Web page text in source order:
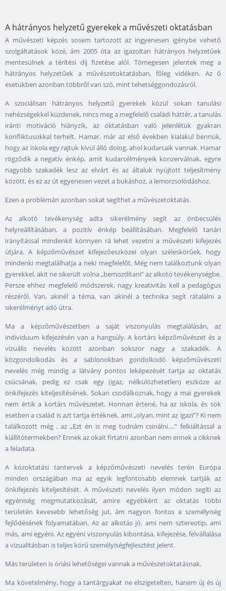
A hátrányos helyzetű gyerekek a művészeti oktatásban
A művészeti képzés sosem tartozott az ingyenesen igénybe vehető
szolgáltatások közé, ám 2005 óta az igazoltan hátrányos helyzetűek
mentesülnek a térítési díj fizetése alól. Tömegesen jelentek meg a
hátrányos helyzetűek a művészetoktatásban, főleg vidéken. Az ő
esetükben azonban többről van szó, mint tehetséggondozásról.
A szociálisan hátrányos helyzetű gyerekek közül sokan tanulási
nehézségekkel küzdenek, nincs meg a megfelelő családi háttér, a tanulás
iránti motiváció hiányzik, az oktatásban való jelenlétük gyakran
konfliktusokkal terhelt. Hamar, már az első években kialakul bennük,
hogy az iskola egy rajtuk kívül álló dolog, ahol kudarcaik vannak. Hamar
rögződik a negatív énkép, amit kudarcélményeik konzerválnak, egyre
nagyobb szakadék lesz az elvárt és az általuk nyújtott teljesítmény
között, és ez az út egyenesen vezet a bukáshoz, a lemorzsolódáshoz.
Ezen a problémán azonban sokat segíthet a művészetoktatás.
Az alkotó tevékenység adta sikerélmény segít az önbecsülés
helyreállításában, a pozitív énkép beállításában. Megfelelő tanári
irányítással mindenkit könnyen rá lehet vezetni a művészeti kifejezés
útjára. A képzőművészet kifejezőeszközei olyan széleskörűek, hogy
mindenki megtalálhatja a neki megfelelőt. Még nem találkoztunk olyan
gyerekkel, akit ne sikerült volna „bemozdítani” az alkotó tevékenységbe.
Persze ehhez megfelelő módszerek, nagy kreativitás kell a pedagógus
részéről. Van, akinél a téma, van akinél a technika segít rátalálni a
sikerélményt adó útra.
Ma a képzőművészetben a saját viszonyulás megtalálásán, az
individuum kifejezésén van a hangsúly. A kortárs képzőművészet és a
vizuális nevelés között azonban sokszor nagy a szakadék. A
közgondolkodás és a sablonokban gondolkodó képzőművészeti
nevelés még mindig a látvány pontos leképezését tartja az oktatás
csúcsának, pedig ez csak egy (igaz, nélkülözhetetlen) eszköze az
önkifejezés kiteljesítésének. Sokan csodálkoznak, hogy a mai gyerekek
nem értik a kortárs művészetet. Honnan értené, ha az iskola, és sok
esetben a család is azt tartja értéknek, ami „olyan, mint az igazi”? Ki nem
találkozott még , az „Ezt én is meg tudnám csinálni….” felkiáltással a
kiállítótermekben? Ennek az okait firtatni azonban nem ennek a cikknek
a feladata.
A közoktatási tantervek a képzőművészeti nevelés terén Európa
minden országában ma az egyik legfontosabb elemnek tartják az
önkifejezés kiteljesítését. A művészeti nevelés ilyen módon segíti az
egyéniség megmutatkozását, amire egyébként az oktatás többi
területén kevesebb lehetőség jut, ám nagyon fontos a személyiség
fejlődésének folyamatában. Az az alkotás jó, ami nem sztereotip, ami
más, ami egyéni. Az egyéni viszonyulás kibontása, kifejezése, felvállalása
a vizualitásban is teljes körű személyiségfejlesztést jelent.
Más területen is óriási lehetőségei vannak a művészetoktatásnak.
Ma követelmény, hogy a tantárgyakat ne elszigetelten, hanem új és új